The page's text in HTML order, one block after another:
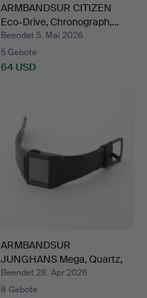
ARMBANDSUR CITIZEN
Eco-Drive, Chronograph,…
Beendet 5. Mai 2026
5 Gebote
64 USD
ARMBANDSUR
JUNGHANS Mega, Quartz,
M26/4800…
Beendet 28. Apr 2026
8 Gebote